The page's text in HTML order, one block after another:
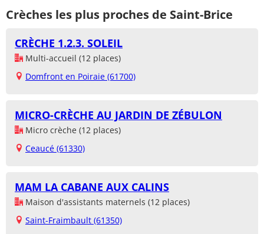
Crèches les plus proches de Saint-Brice
CRÈCHE 1.2.3. SOLEIL
Multi-accueil (12 places)
Domfront en Poiraie (61700)
MICRO-CRÈCHE AU JARDIN DE ZÉBULON
Micro crèche (12 places)
Ceaucé (61330)
MAM LA CABANE AUX CALINS
Maison d'assistants maternels (12 places)
Saint-Fraimbault (61350)